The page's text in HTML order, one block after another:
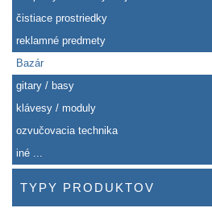
čistiace prostriedky
reklamné predmety
Bazár
gitary / basy
klávesy / moduly
ozvučovacia technika
iné ...
TYPY PRODUKTOV